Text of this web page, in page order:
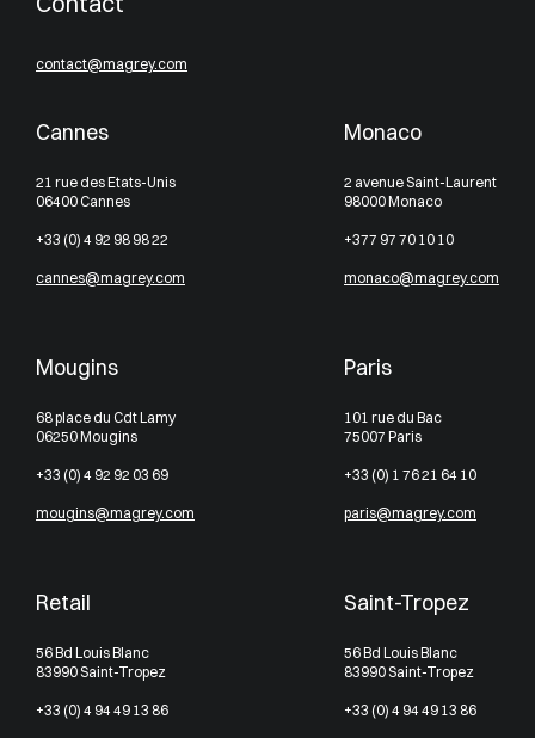
contact@magrey.com
Cannes
21 rue des Etats-Unis
06400 Cannes
+33 (0) 4 92 98 98 22
cannes@magrey.com
Monaco
2 avenue Saint-Laurent
98000 Monaco
+377 97 70 10 10
monaco@magrey.com
Mougins
68 place du Cdt Lamy
06250 Mougins
+33 (0) 4 92 92 03 69
mougins@magrey.com
Paris
101 rue du Bac
75007 Paris
+33 (0) 1 76 21 64 10
paris@magrey.com
Retail
56 Bd Louis Blanc
83990 Saint-Tropez
+33 (0) 4 94 49 13 86
Saint-Tropez
56 Bd Louis Blanc
83990 Saint-Tropez
+33 (0) 4 94 49 13 86